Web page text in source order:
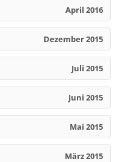
April 2016
Dezember 2015
Juli 2015
Juni 2015
Mai 2015
März 2015